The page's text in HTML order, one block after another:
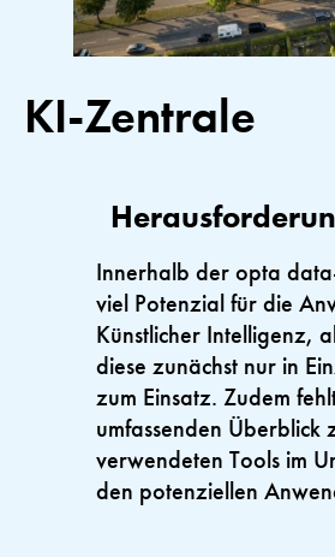
KI-Zentrale
Innerhalb der opta
viel Potenzial für die
Künstlicher Intelligenz,
diese zunächst nur in
zum Einsatz. Zudem
umfassenden Überblick
verwendeten Tools im
den potenziellen